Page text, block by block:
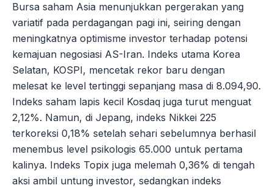
Bursa saham Asia menunjukkan pergerakan yang
variatif pada perdagangan pagi ini, seiring dengan
meningkatnya optimisme investor terhadap potensi
kemajuan negosiasi AS-Iran. Indeks utama Korea
Selatan, KOSPI, mencetak rekor baru dengan
melesat ke level tertinggi sepanjang masa di 8.094,90.
Indeks saham lapis kecil Kosdaq juga turut menguat
2,12%. Namun, di Jepang, indeks Nikkei 225
terkoreksi 0,18% setelah sehari sebelumnya berhasil
menembus level psikologis 65.000 untuk pertama
kalinya. Indeks Topix juga melemah 0,36% di tengah
aksi ambil untung investor, sedangkan indeks